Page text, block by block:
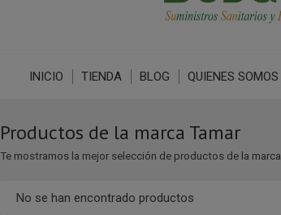
INICIO TIENDA BLOG QUIENES SOMOS
Productos de la marca Tamar
Te mostramos la mejor selección de productos de la marca
No se han encontrado productos